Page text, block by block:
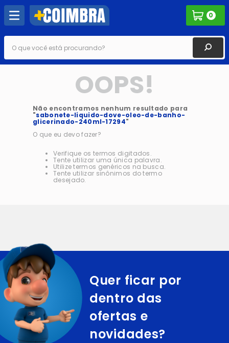
0
O que você está procurando?
OOPS!
Não encontramos nenhum resultado para
"sabonete-liquido-dove-oleo-de-banho-
glicerinado-240ml-17294"
O que eu devo fazer?
Verifique os termos digitados.
Tente utilizar uma única palavra.
Utilize termos genéricos na busca.
Tente utilizar sinônimos do termo
desejado.
Quer ficar por
dentro das
ofertas e
novidades?